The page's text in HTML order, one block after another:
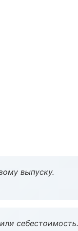
выпуску.
себестоимость.